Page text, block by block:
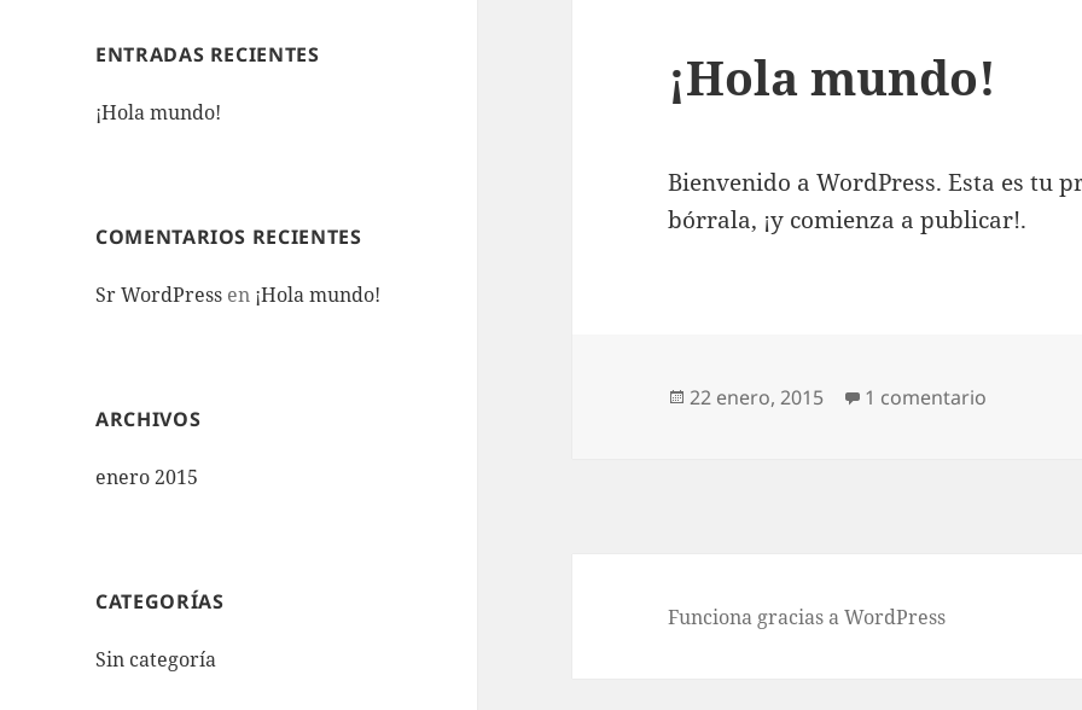
ENTRADAS RECIENTES
¡Hola mundo!
COMENTARIOS RECIENTES
Sr WordPress en ¡Hola mundo!
ARCHIVOS
enero 2015
CATEGORÍAS
Sin categoría
¡Hola mundo!
Bienvenido a WordPress. Esta es tu
bórrala, ¡y comienza a publicar!.
Publicado
22 enero, 2015 1 comentario
Funciona gracias a WordPress